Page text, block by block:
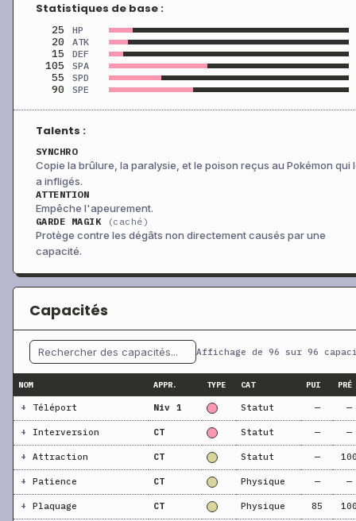
Statistiques de base :
25 HP
20 ATK
15 DEF
105 SPA
55 SPD
90 SPE
Talents :
SYNCHRO
Copie la brûlure, la paralysie, et le poison reçus au Pokémon qui
a infligés.
ATTENTION
Empêche l'apeurement.
GARDE MAGIK (caché)
Protège contre les dégâts non directement causés par une
capacité.
Capacités
Affichage de 96 sur 96
NOM APPR. TYPE CAT PUI PRÉ
+ Téléport Niv 1 Statut — —
+ Interversion CT Statut — —
+ Attraction CT Statut —
+ Patience CT Physique — —
+ Plaquage CT Physique 85